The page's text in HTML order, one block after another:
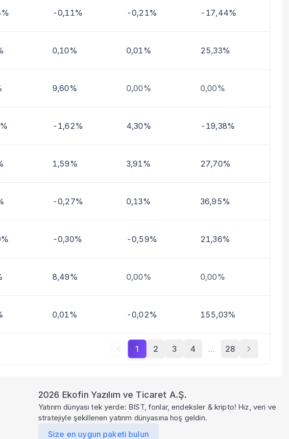
-0,11% -0,21% -17,44%
0,10% 0,01% 25,33%
9,60% 0,00% 0,00%
-1,62% 4,30% -19,38%
1,59% 3,91% 27,70%
-0,27% 0,13% 36,95%
-0,30% -0,59% 21,36%
8,49% 0,00% 0,00%
0,01% -0,02% 155,03%
1 2 3 4 … 28
2026 Ekofin Yazılım ve Ticaret A.Ş.
Yatırım dünyası tek yerde: BIST, fonlar, endeksler & kripto! Hız, veri ve
stratejiyle şekillenen yatırım dünyasına hoş geldin.
Size en uygun paketi bulun